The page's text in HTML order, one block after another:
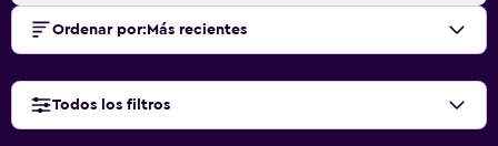
Ordenar por: Más recientes
Todos los filtros